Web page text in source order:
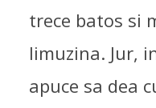
trece batos si
limuzina. Jur,
apuce sa dea